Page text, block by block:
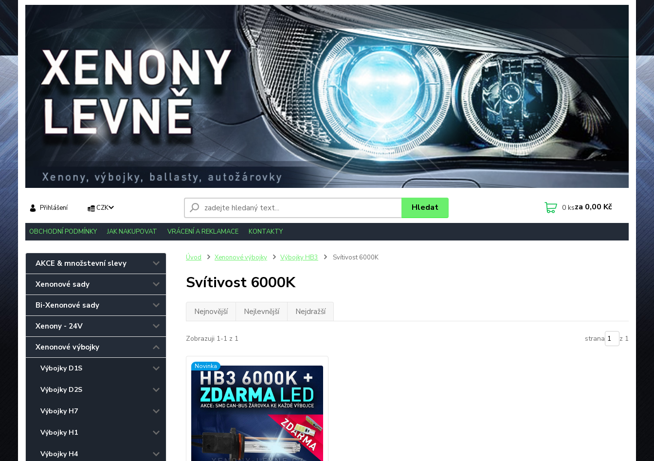
OBCHODNÍ PODMÍNKY JAK NAKUPOVAT VRÁCENÍ A REKLAMACE KONTAKTY
CZK
Přihlášení Hledat 0ksza 0,00 Kč
AKCE & množstevní slevy
Xenonové sady
Bi-Xenonové sady
Xenony - 24V
Xenonové výbojky
Výbojky D1S
Výbojky D2S
Výbojky H7
Výbojky H1
Výbojky H4
Úvod Xenonové výbojky Výbojky HB3 Svítivost 6000K
Svítivost 6000K
Nejnovější Nejlevnější Nejdražší
Zobrazuji 1-1 z 1 strana z 1
Novinka